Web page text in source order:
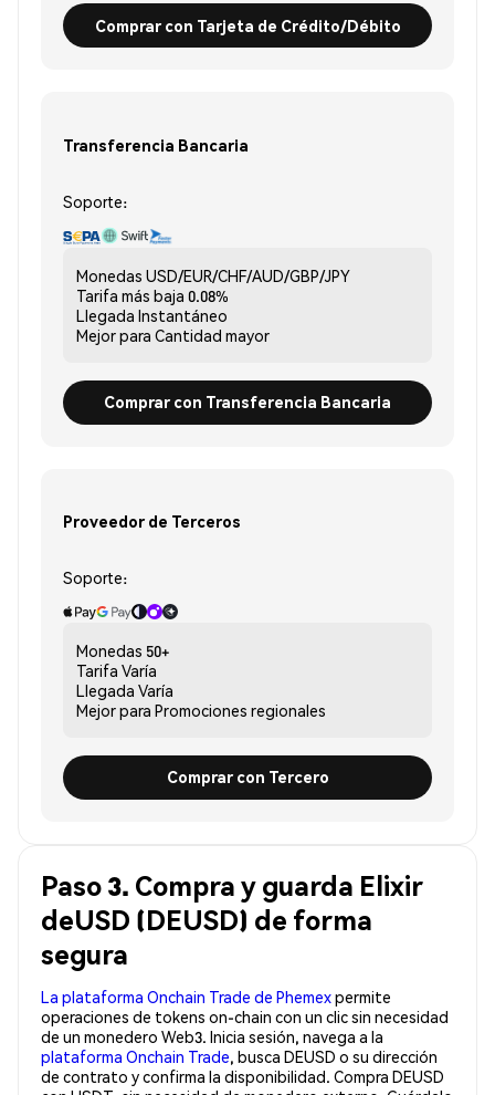
Comprar con Tarjeta de Crédito/Débito
Transferencia Bancaria
Soporte:
Monedas USD/EUR/CHF/AUD/GBP/JPY
Tarifa más baja 0.08%
Llegada Instantáneo
Mejor para Cantidad mayor
Comprar con Transferencia Bancaria
Proveedor de Terceros
Soporte:
Monedas 50+
Tarifa Varía
Llegada Varía
Mejor para Promociones regionales
Comprar con Tercero
Paso 3. Compra y guarda Elixir
deUSD (DEUSD) de forma
segura
La plataforma Onchain Trade de Phemexpermite
operaciones de tokens on-chain con un clic sin necesidad
de un monedero Web3. Inicia sesión, navega a la
plataforma Onchain Trade, busca DEUSD o su dirección
de contrato y confirma la disponibilidad. Compra DEUSD